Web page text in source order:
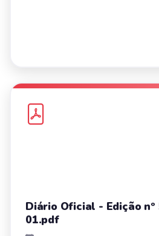
Diário Oficial - Edição
01.pdf